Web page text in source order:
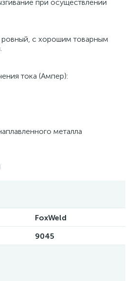
при осуществлении
с хорошим товарным
тока (Ампер):
металла
FoxWeld
9045